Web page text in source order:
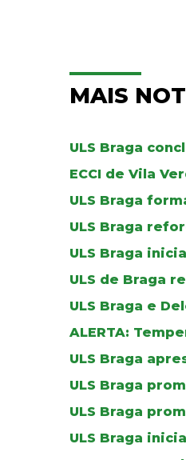
MAIS
ULS Braga
ECCI de Vila
ULS Braga
ULS Braga
ULS Braga
ULS de Braga
ULS Braga e
ALERTA:
ULS Braga
ULS Braga
ULS Braga
ULS Braga